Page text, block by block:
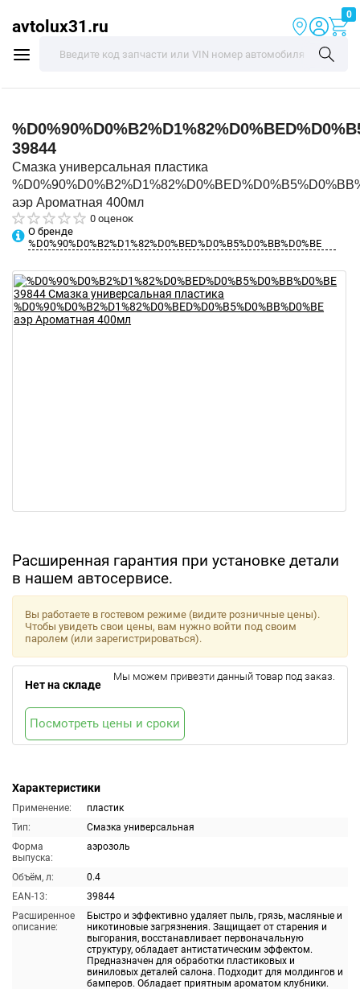
avtolux31.ru
0
39844
Смазка универсальная пластика
аэр Ароматная 400мл
0 оценок
О бренде
%D0%90%D0%B2%D1%82%D0%BED%D0%B5%D0%BB%D0%BE
Расширенная гарантия при установке детали
в нашем автосервисе.
Характеристики
Применение:
пластик
Тип:
Смазка универсальная
Форма
выпуска:
аэрозоль
Объём, л:
0.4
EAN-13:
39844
Расширенное
описание:
Быстро и эффективно удаляет пыль, грязь, масляные и
никотиновые загрязнения. Защищает от старения и
выгорания, восстанавливает первоначальную
структуру, обладает антистатическим эффектом.
Предназначен для обработки пластиковых и
виниловых деталей салона. Подходит для молдингов и
бамперов. Обладает приятным ароматом клубники.
Вы работаете в гостевом режиме (видите розничные цены).
Чтобы увидеть свои цены, вам нужно войти под своим
паролем (или зарегистрироваться).
Нет на складе
Мы можем привезти данный товар под заказ.
Посмотреть цены и сроки